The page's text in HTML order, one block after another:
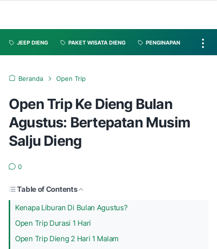
JEEP DIENG PAKET WISATA DIENG PENGINAPAN
Beranda Open Trip
Open Trip Ke Dieng Bulan
Agustus: Bertepatan Musim
Salju Dieng
0
Table of Contents
Kenapa Liburan Di Bulan Agustus?
Open Trip Durasi 1 Hari
Open Trip Dieng 2 Hari 1 Malam